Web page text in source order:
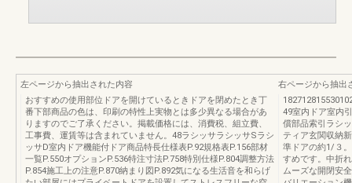
左ページから抽出された内容
おすすめの使用部位ドアを開けているときドアを閉めたとき丁
番下部商品の色は、印刷の特性上実物とは多少異なる場合があ
りますのでご了承ください。掲載価格には、消費税、組立費、
工事費、運賃等は含まれていません。48ラシッサラシッサSラシ
ッサD室内ドア機能付ドア商品特長仕様表P.92規格表P.156部材
一覧P.550オプションP.536特注寸法P.758特別仕様P.804調整方法
P.854施工上の注意P.870納まり図P.892気になる生活音を和らげ
右ページから抽出
49室内ドア室内
償部品索引ラシ
ティア玄関収納
準ドアの約1/３
すめです。中折
ムーズな開閉安